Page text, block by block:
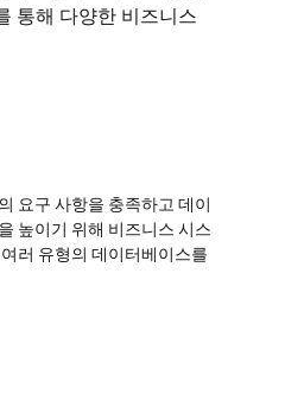
통해 다양한 비즈니스
요구 사항을 충족하고 데이
높이기 위해 비즈니스 시스
러 유형의 데이터베이스를
절감.